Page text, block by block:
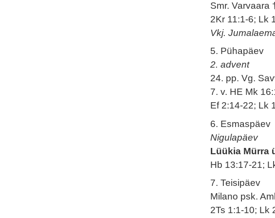
Smr. Varvaara
2Kr 11:1-6; Lk
Vkj.
5. Pühapäev
2. advent
24. pp. Vg.
7. v. HE Mk
Ef 2:14-22; Lk
6. Esmaspäev
Nigulapäev
Lüükia Mürra
Hb 13:17-21;
7. Teisipäev
Milano psk.
2Ts 1:1-10; Lk